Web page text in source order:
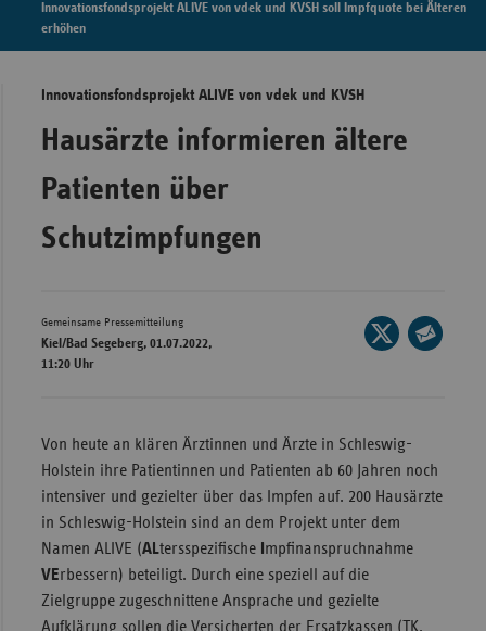
Innovationsfondsprojekt ALIVE von vdek und KVSH soll Impfquote bei Älteren
erhöhen
Innovationsfondsprojekt ALIVE von vdek und KVSH
Hausärzte informieren ältere
Patienten über
Schutzimpfungen
Gemeinsame Pressemitteilung
Kiel/Bad Segeberg, 01.07.2022,
11:20 Uhr
Seite
auf
teilen
Von heute an klären Ärztinnen und Ärzte in Schleswig-
Holstein ihre Patientinnen und Patienten ab 60 Jahren noch
intensiver und gezielter über das Impfen auf. 200 Hausärzte
in Schleswig-Holstein sind an dem Projekt unter dem
Namen ALIVE (ALtersspezifische mpfinanspruchnahme
VErbessern) beteiligt. Durch eine speziell auf die
Zielgruppe zugeschnittene Ansprache und gezielte
Aufklärung sollen die Versicherten der Ersatzkassen (TK,